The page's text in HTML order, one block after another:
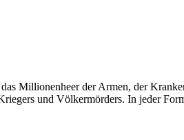
Millionenheer der Armen, der
und Völkermörders. In jeder